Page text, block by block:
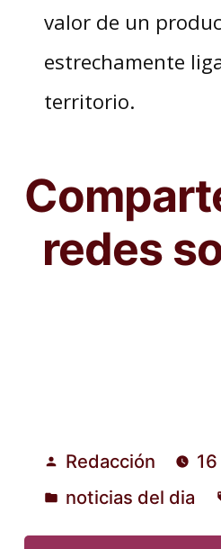
valor de un
estrechamente
territorio.
redes
Publicado
por
Redacción
Publicado
en
noticias del dia